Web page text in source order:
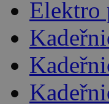
Elektro